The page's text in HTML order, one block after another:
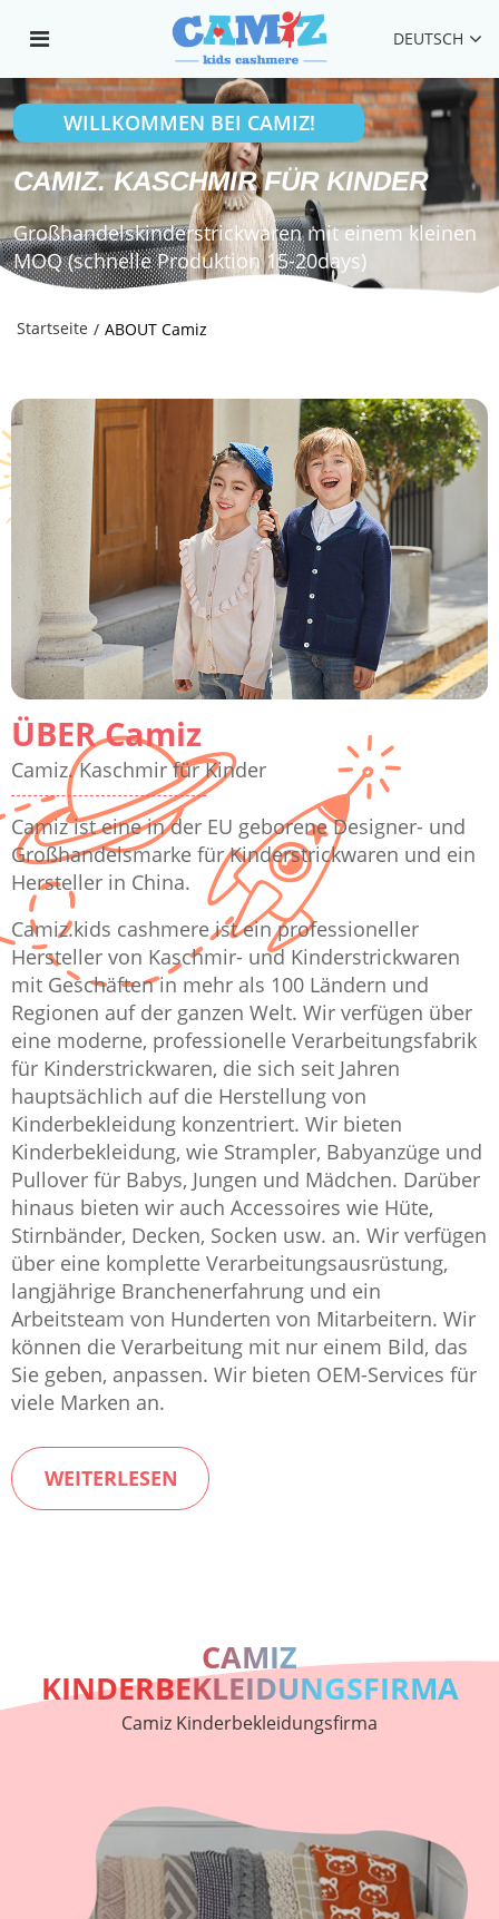
DEUTSCH
WILLKOMMEN BEI CAMIZ!
CAMIZ. KASCHMIR FÜR KINDER
Großhandelskinderstrickwaren mit einem kleinen
MOQ (schnelle Produktion 15-20days)
Startseite / ABOUT Camiz
ÜBER Camiz
Camiz. Kaschmir für Kinder
Camiz ist eine in der EU geborene Designer- und
Großhandelsmarke für Kinderstrickwaren und ein
Hersteller in China.
Camiz.kids cashmere ist ein professioneller
Hersteller von Kaschmir- und Kinderstrickwaren
mit Geschäften in mehr als 100 Ländern und
Regionen auf der ganzen Welt. Wir verfügen über
eine moderne, professionelle Verarbeitungsfabrik
für Kinderstrickwaren, die sich seit Jahren
hauptsächlich auf die Herstellung von
Kinderbekleidung konzentriert. Wir bieten
Kinderbekleidung, wie Strampler, Babyanzüge und
Pullover für Babys, Jungen und Mädchen. Darüber
hinaus bieten wir auch Accessoires wie Hüte,
Stirnbänder, Decken, Socken usw. an. Wir verfügen
über eine komplette Verarbeitungsausrüstung,
langjährige Branchenerfahrung und ein
Arbeitsteam von Hunderten von Mitarbeitern. Wir
können die Verarbeitung mit nur einem Bild, das
Sie geben, anpassen. Wir bieten OEM-Services für
viele Marken an.
WEITERLESEN
CAMIZ
KINDERBEKLEIDUNGSFIRMA
Camiz Kinderbekleidungsfirma